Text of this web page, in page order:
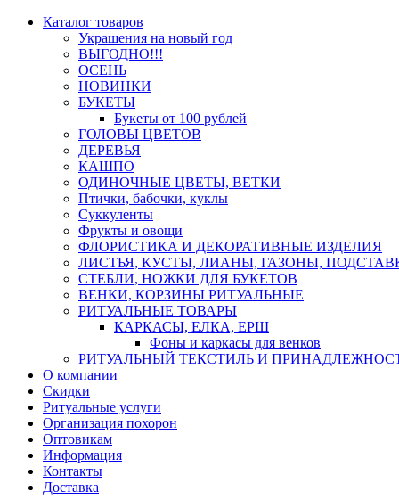
Каталог товаров
Украшения на новый год
ВЫГОДНО!!!
ОСЕНЬ
НОВИНКИ
БУКЕТЫ
Букеты от 100 рублей
ГОЛОВЫ ЦВЕТОВ
ДЕРЕВЬЯ
КАШПО
ОДИНОЧНЫЕ ЦВЕТЫ, ВЕТКИ
Птички, бабочки, куклы
Суккуленты
Фрукты и овощи
ФЛОРИСТИКА И ДЕКОРАТИВНЫЕ ИЗДЕЛИЯ
ЛИСТЬЯ, КУСТЫ, ЛИАНЫ, ГАЗОНЫ,
СТЕБЛИ, НОЖКИ ДЛЯ БУКЕТОВ
ВЕНКИ, КОРЗИНЫ РИТУАЛЬНЫЕ
РИТУАЛЬНЫЕ ТОВАРЫ
КАРКАСЫ, ЕЛКА, ЕРШ
Фоны и каркасы для венков
РИТУАЛЬНЫЙ ТЕКСТИЛЬ И
О компании
Скидки
Ритуальные услуги
Организация похорон
Оптовикам
Информация
Контакты
Доставка